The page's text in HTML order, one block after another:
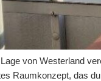
von Westerland
Raumkonzept, das